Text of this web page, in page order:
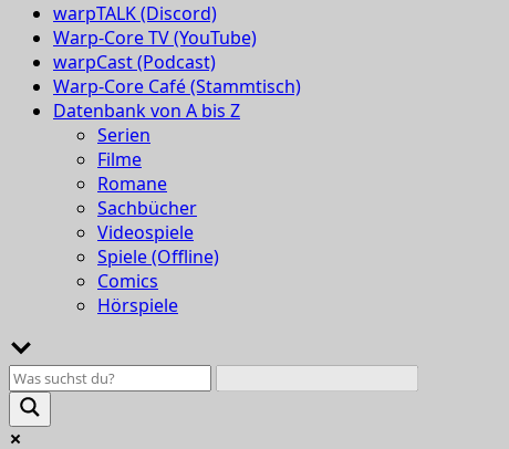
warpTALK (Discord)
Warp-Core TV (YouTube)
warpCast (Podcast)
Warp-Core Café (Stammtisch)
Datenbank von A bis Z
Serien
Filme
Romane
Sachbücher
Videospiele
Spiele (Offline)
Comics
Hörspiele